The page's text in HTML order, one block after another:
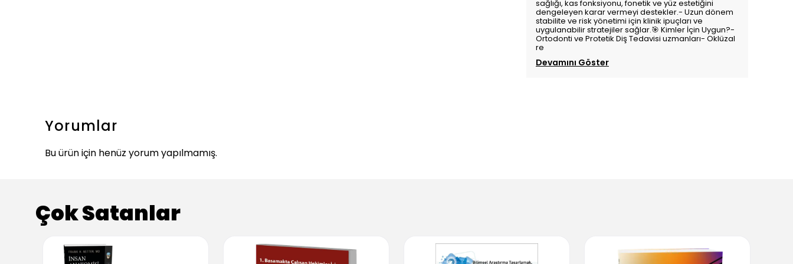
sağlığı, kas fonksiyonu, fonetik ve yüz estetiğini
dengeleyen karar vermeyi destekler.- Uzun dönem
stabilite ve risk yönetimi için klinik ipuçları ve
uygulanabilir stratejiler sağlar.🎯 Kimler İçin Uygun?-
Ortodonti ve Protetik Diş Tedavisi uzmanları- Oklüzal
re
Devamını Göster
Yorumlar
Bu ürün için henüz yorum yapılmamış.
Çok Satanlar